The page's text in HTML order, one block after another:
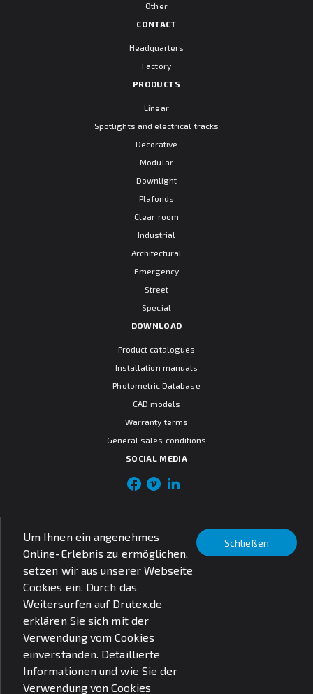
Um Ihnen ein angenehmes
Online-Erlebnis zu ermöglichen,
setzen wir aus unserer Webseite
Cookies ein. Durch das
Weitersurfen auf Drutex.de
erklären Sie sich mit der
Verwendung vom Cookies
einverstanden. Detaillierte
Informationen und wie Sie der
Verwendung von Cookies
Schließen
Other
CONTACT
Headquarters
Factory
PRODUCTS
Linear
Spotlights and electrical tracks
Decorative
Modular
Downlight
Plafonds
Clear room
Industrial
Architectural
Emergency
Street
Special
DOWNLOAD
Product catalogues
Installation manuals
Photometric Database
CAD models
Warranty terms
General sales conditions
SOCIAL MEDIA
© PXF Lighting sp. z o.o.
Rechtliche Fragen
Datenschutzbestimmungen